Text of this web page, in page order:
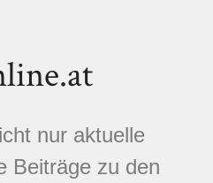
nur aktuelle
Beiträge zu den